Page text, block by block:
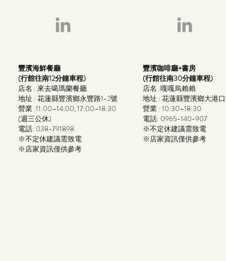
海景民宿B&B景點
豐濱海鮮餐廳
(行館往南12分鐘車程)
店名 : 來去噶瑪蘭餐廳
地址 : 花蓮縣豐濱鄉永豐路1-2號
營業 :11:00–14:00, 17:00–18:30
(週三公休)
電話: 038-791898
※不定休建議需致電​
※店家資訊僅供參考
豐濱咖啡廳+書房
(行館往南30分鐘車程)
店名 :嘎嘎烏賴賴
地址 : 花蓮縣豐濱鄉大港口
營業 : 10:30–18:30
電話: 0965-140-907
※不定休建議需致電​
※店家資訊僅供參考